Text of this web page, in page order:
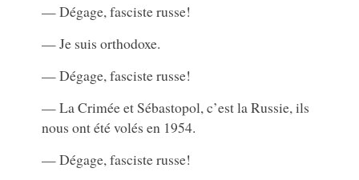
— Dégage, fasciste russe!
— Je suis orthodoxe.
— Dégage, fasciste russe!
— La Crimée et Sébastopol, c’est la Russie, ils
nous ont été volés en 1954.
— Dégage, fasciste russe!